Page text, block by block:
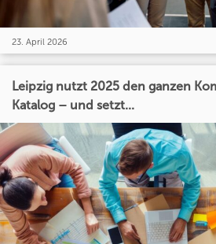
23. April 2026
Leipzig nutzt 2025 den ganzen
Katalog – und setzt...